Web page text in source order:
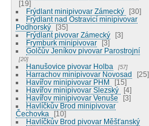
19
Frýdlant minipivovar Zámecký
30
Frýdlant nad Ostravicí minipivovar
Podhorský
35
Frýdlant pivovar Zámecký
3
Frymburk minipivovar
3
Golčův Jeníkov pivovar Parostrojní
20
Hanušovice pivovar Holba 57
Harrachov minipivovar Novosad
25
Havířov minipivovar PHM
15
Havířov minipivovar Slezský
4
Havířov minipivovar Venuše
3
Havlíčkův Brod minipivovar
Čechovka
10
Havlíčkův Brod pivovar Měšťanský